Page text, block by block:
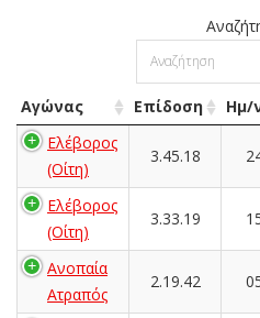
Αγώνας Επίδοση Ημ/
Ελέβορος
(Οίτη)
3.45.18
Ελέβορος
(Οίτη)
3.33.19
Ανοπαία
Ατραπός
2.19.42